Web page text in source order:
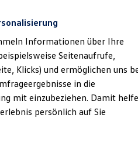
bei Volkswagen
dieser Seite ist die Autohaus
)
40, 76149 Karlsruhe
Informationen über Ihre
Seitenaufrufe,
Klicks) und ermöglichen uns
in die
mit einzubeziehen. Damit
persönlich auf Sie